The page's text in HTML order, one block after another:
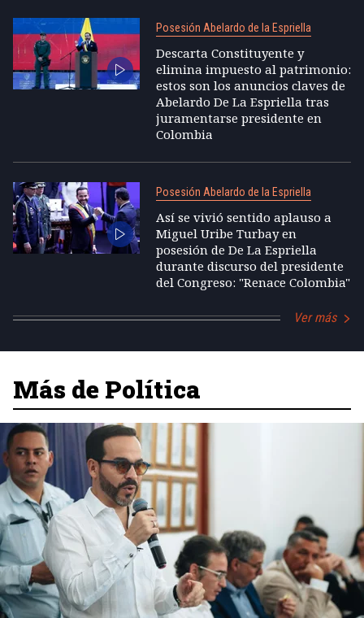
Posesión Abelardo de la Espriella
Descarta Constituyente y
elimina impuesto al patrimonio:
estos son los anuncios claves de
Abelardo De La Espriella tras
juramentarse presidente en
Colombia
Posesión Abelardo de la Espriella
Así se vivió sentido aplauso a
Miguel Uribe Turbay en
posesión de De La Espriella
durante discurso del presidente
del Congreso: "Renace Colombia"
Ver más
Más de Política